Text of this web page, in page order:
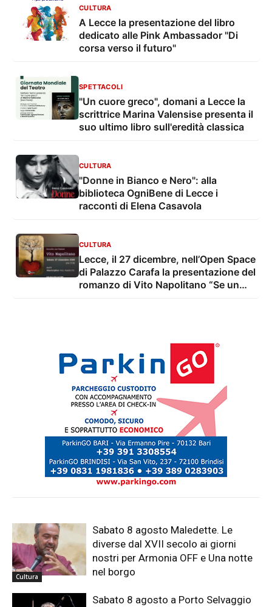
CULTURA
A Lecce la presentazione del libro
dedicato alle Pink Ambassador "Di
corsa verso il futuro"
SPETTACOLI
"Un cuore greco", domani a Lecce la
scrittrice Marina Valensise presenta il
suo ultimo libro sull'eredità classica
CULTURA
"Donne in Bianco e Nero": alla
biblioteca OgniBene di Lecce i
racconti di Elena Casavola
CULTURA
Lecce, il 27 dicembre, nell’Open Space
di Palazzo Carafa la presentazione del
romanzo di Vito Napolitano “Se un
Cultura
Sabato 8 agosto Maledette. Le
diverse dal XVII secolo ai giorni
nostri per Armonia OFF e Una notte
nel borgo
Sabato 8 agosto a Porto Selvaggio